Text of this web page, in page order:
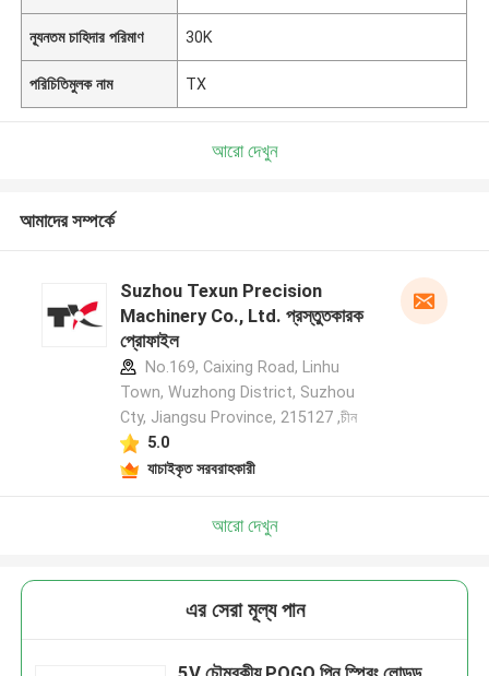
ন্যূনতম চাহিদার পরিমাণ 30K
পরিচিতিমুলক নাম TX
আরো দেখুন
আমাদের সম্পর্কে
Suzhou Texun Precision
Machinery Co., Ltd. প্রস্তুতকারক
প্রোফাইল
No.169, Caixing Road, Linhu
Town, Wuzhong District, Suzhou
Cty, Jiangsu Province, 215127 ,চীন
5.0
যাচাইকৃত সরবরাহকারী
আরো দেখুন
এর সেরা মূল্য পান